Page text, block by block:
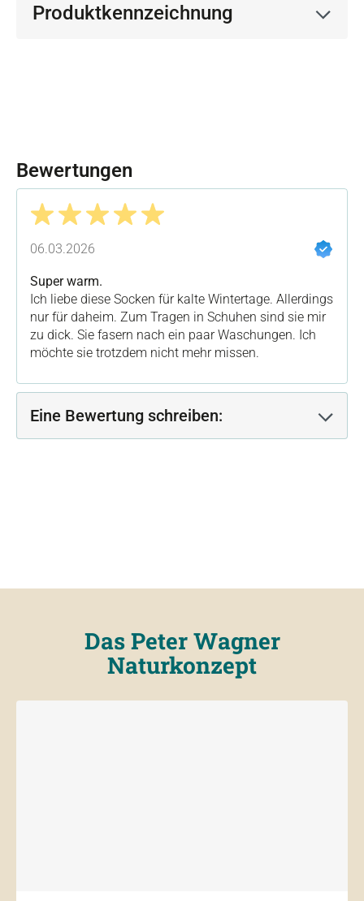
Produktkennzeichnung
Bewertungen
06.03.2026
Super warm.
Ich liebe diese Socken für kalte Wintertage. Allerdings
nur für daheim. Zum Tragen in Schuhen sind sie mir
zu dick. Sie fasern nach ein paar Waschungen. Ich
möchte sie trotzdem nicht mehr missen.
Eine Bewertung schreiben:
Das Peter Wagner
Naturkonzept